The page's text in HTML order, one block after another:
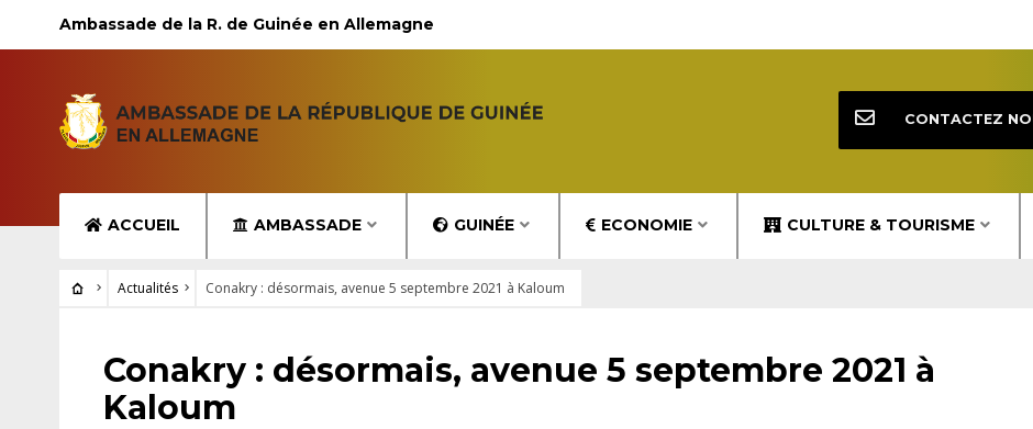
Ambassade de la R. de Guinée en Allemagne
ACCUEIL AMBASSADE GUINÉE ECONOMIE CULTURE & TOURISME
CONTACTEZ
Actualités Conakry : désormais, avenue 5 septembre 2021 à Kaloum
ACTUALITÉS
Conakry : désormais, avenue 5 septembre 2021 à
Kaloum